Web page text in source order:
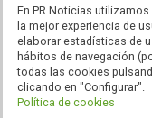
Otra de las
innovadora ficción
microdramas en
protagonizada por
En PR Noticias
la mejor experiencia de
elaborar estadísticas de
hábitos de navegación
todas las cookies
clicando en "Configurar".
Política de cookies